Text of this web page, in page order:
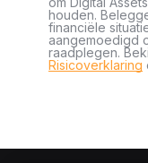
houden.
financiële
aangemoedigd
raadplegen.
Risicoverklaring